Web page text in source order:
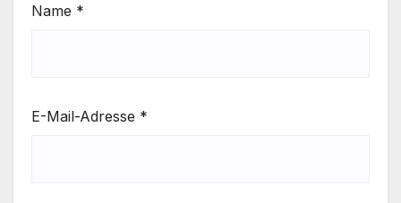
Name *
E-Mail-Adresse *